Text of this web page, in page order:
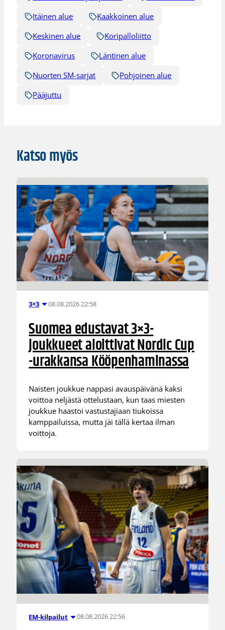
Itäinen alue
Kaakkoinen alue
Keskinen alue
Koripalloliitto
Koronavirus
Läntinen alue
Nuorten SM-sarjat
Pohjoinen alue
Pääjuttu
Katso myös
3×3 08.08.2026 22:58
Suomea edustavat 3×3-
joukkueet aloittivat Nordic Cup
-urakkansa Kööpenhaminassa
Naisten joukkue nappasi avauspäivänä kaksi
voittoa neljästä ottelustaan, kun taas miesten
joukkue haastoi vastustajiaan tiukoissa
kamppailuissa, mutta jäi tällä kertaa ilman
voittoja.
EM-kilpailut 08.08.2026 22:56